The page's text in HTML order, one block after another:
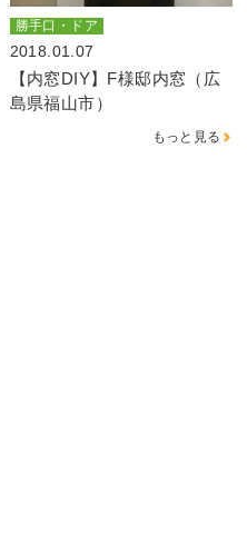
勝手口・ドア
2018.01.07
【内窓DIY】F様邸内窓（広
島県福山市）
もっと見る